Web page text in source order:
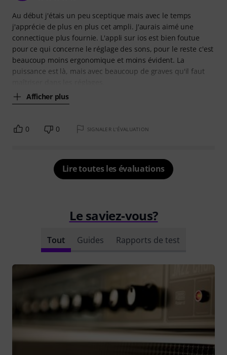
Au début j'étais un peu sceptique mais avec le temps
j'apprécie de plus en plus cet ampli. J'aurais aimé une
connectique plus fournie. L'appli sur ios est bien foutue
pour ce qui concerne le réglage des sons, pour le reste c'est
beaucoup moins ergonomique et moins évident. La
puissance est là, mais avec beaucoup de graves qu'il faut
Afficher plus
0 0 SIGNALER L'ÉVALUATION
Lire toutes les évaluations
Le saviez-vous?
Tout Guides Rapports de test